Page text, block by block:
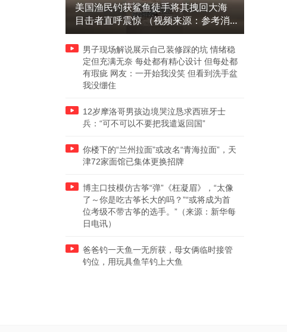
美国渔民钓获鲨鱼徒手将其拽回大海
目击者直呼震惊 （视频来源：参考消
息）
男子现场解说展示自己装修踩的坑 情绪稳
定但充满无奈 每处都有精心设计 但每处都
有瑕疵 网友：一开始我没笑 但看到洗手盆
我没绷住
12岁摩洛哥男孩边境哭泣恳求西班牙士
兵：“可不可以不要把我遣返回国”
你楼下的“兰州拉面”或改名“青海拉面”，天
津72家面馆已集体更换招牌
博主口技模仿古筝“弹”《枉凝眉》，“太像
了～你是吃古筝长大的吗？”“或将成为首
位考级不带古筝的选手。”（来源：新华每
日电讯）
爸爸钓一天鱼一无所获，母女俩临时接管
钓位，用玩具鱼竿钓上大鱼